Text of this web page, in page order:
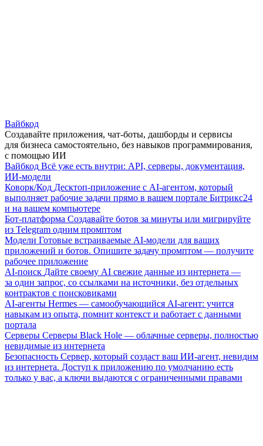
Вайбкод
Создавайте приложения, чат-боты, дашборды и сервисы
для бизнеса самостоятельно, без навыков программирования,
с помощью ИИ
Вайбкод Всё уже есть внутри: API, серверы, документация,
ИИ-модели
Коворк/Код Десктоп-приложение с AI-агентом, который
выполняет рабочие задачи прямо в вашем портале Битрикс24
и на вашем компьютере
Бот-платформа Создавайте ботов за минуты или мигрируйте
из Telegram одним промптом
Модели Готовые встраиваемые AI-модели для ваших
приложений и ботов. Опишите задачу промптом — получите
рабочее приложение
AI-поиск Дайте своему AI свежие данные из интернета —
за один запрос, со ссылками на источники, без отдельных
контрактов с поисковиками
AI-агенты Hermes — самообучающийся AI-агент: учится
навыкам из опыта, помнит контекст и работает с данными
портала
Серверы Серверы Black Hole — облачные серверы, полностью
невидимые из интернета
Безопасность Сервер, который создаст ваш ИИ-агент, невидим
из интернета. Доступ к приложению по умолчанию есть
только у вас, а ключи выдаются с ограниченными правами